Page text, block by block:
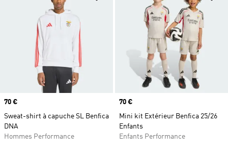
Prix
70 €
Sweat-shirt à capuche SL Benfica
DNA
Hommes Performance
Prix
70 €
Mini kit Extérieur Benfica 25/26
Enfants
Enfants Performance